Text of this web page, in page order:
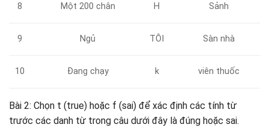
8 Một 200 chân H Sảnh
9 Ngủ TÔI Sàn nhà
10 Đang chạy k viên thuốc
Bài 2: Chọn t (true) hoặc f (sai) để xác định các tính từ
trước các danh từ trong câu dưới đây là đúng hoặc sai.